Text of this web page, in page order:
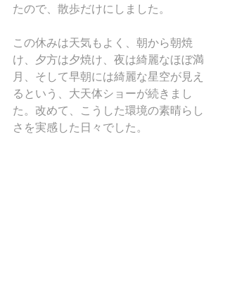
たので、散歩だけにしました。
この休みは天気もよく、朝から朝焼
け、夕方は夕焼け、夜は綺麗なほぼ満
月、そして早朝には綺麗な星空が見え
るという、大天体ショーが続きまし
た。改めて、こうした環境の素晴らし
さを実感した日々でした。